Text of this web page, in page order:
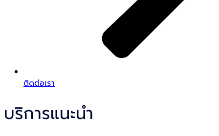
ติดต่อเรา
บริการแนะนำ